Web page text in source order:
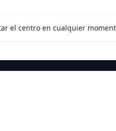
el centro en cualquier